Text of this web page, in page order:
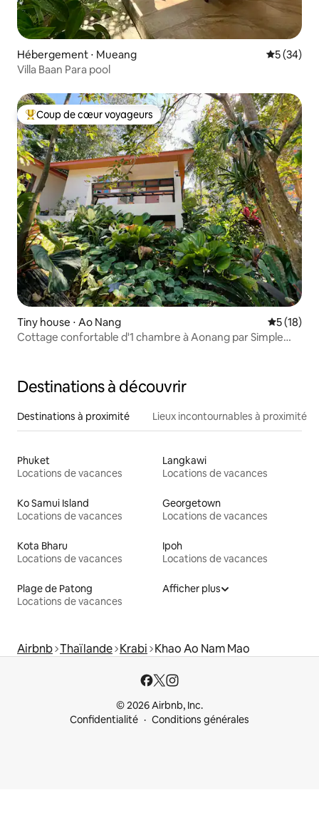
Hébergement ⋅ Mueang
5 (34)
Villa Baan Para pool
Coups de cœur voyageurs les plus appréciés
Coup de cœur voyageurs
Tiny house ⋅ Ao Nang
5 (18)
Cottage confortable d'1 chambre à Aonang par Simple
Destinations à découvrir
Destinations à proximité Lieux incontournables à proximité
Phuket
Locations de vacances
Langkawi
Locations de vacances
Ko Samui Island
Locations de vacances
Georgetown
Locations de vacances
Kota Bharu
Locations de vacances
Ipoh
Locations de vacances
Plage de Patong
Locations de vacances
Afficher plus
Airbnb Thaïlande Krabi Khao Ao Nam Mao
© 2026 Airbnb, Inc.
Confidentialité
Conditions générales